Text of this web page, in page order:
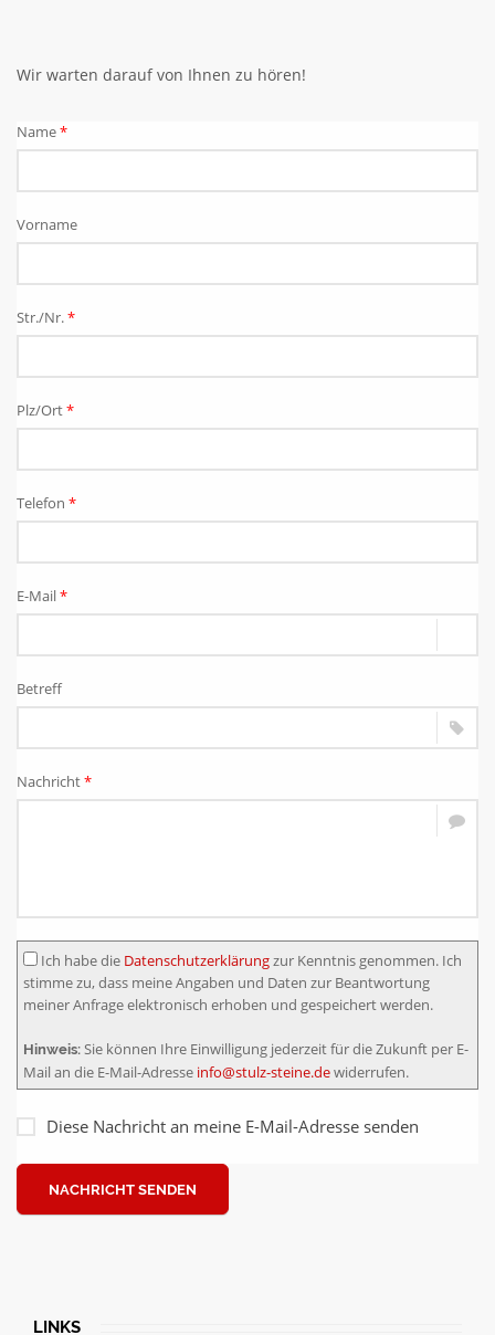
Wir warten darauf von Ihnen zu hören!
Name*
Vorname
Str./Nr.*
Plz/Ort*
Telefon *
E-Mail*
Betreff
Nachricht*
Ich habe die Datenschutzerklärungzur Kenntnis genommen. Ich
stimme zu, dass meine Angaben und Daten zur Beantwortung
meiner Anfrage elektronisch erhoben und gespeichert werden.
Hinweis: Sie können Ihre Einwilligung jederzeit für die Zukunft per E-
Mail an die E-Mail-Adresse info@stulz-steine.dewiderrufen.
Diese Nachricht an meine E-Mail-Adresse senden
NACHRICHT SENDEN
LINKS